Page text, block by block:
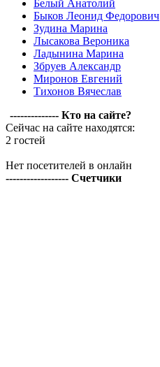
Белый Анатолий
Быков Леонид Федорович
Зудина Марина
Лысакова Вероника
Ладынина Марина
Збруев Александр
Миронов Евгений
Тихонов Вячеслав
-------------- Кто на сайте?
Сейчас на сайте находятся:
2 гостей
Нет посетителей в онлайн
------------------ Счетчики